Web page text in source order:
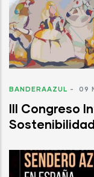
BANDERAAZUL - 09
III Congreso